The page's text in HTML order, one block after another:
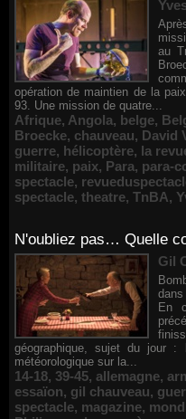
au
opération de maintien de la
93. Une mission de quatre...
Afrique, Angola, belge,
Broecke, chauveau, David
guerre, hélicoptère, la
militaire, paix, Para, para-
spectacle,
spectacle, theatre, TnBA,
N'oubliez pas… Quelle
Gil
En
géographique, sujet du jour :
météorologique sur la...
14-18, 39-45, allemagne,
essaïon, gil chauveau,
spectacle, magazine,